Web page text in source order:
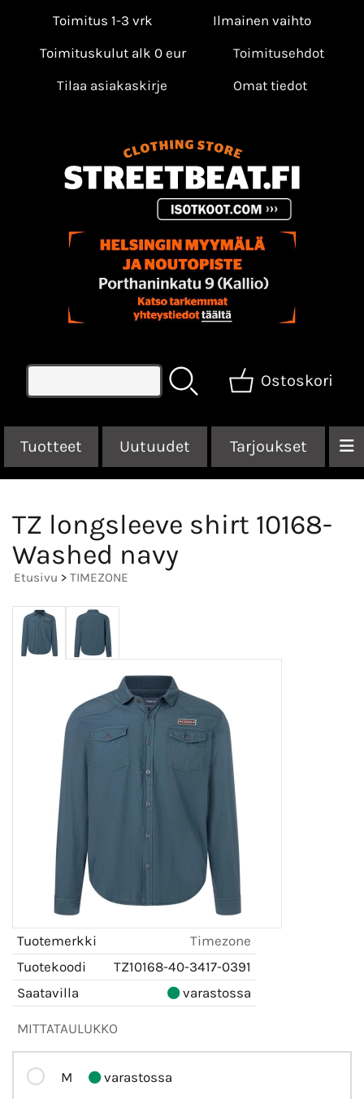
Toimitus 1-3 vrk
Ilmainen vaihto
Toimituskulut alk 0 eur
Toimitusehdot
Tilaa asiakaskirje
Omat tiedot
Ostoskori
Tuotteet Uutuudet Tarjoukset
TZ longsleeve shirt 10168-
Washed navy
Etusivu > TIMEZONE
Tuotemerkki
Timezone
Tuotekoodi
TZ10168-40-3417-0391
Saatavilla
varastossa
MITTATAULUKKO
M varastossa